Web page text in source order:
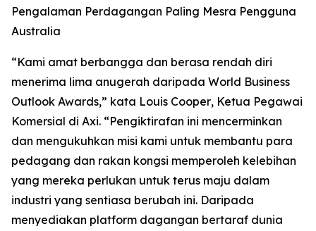
Pengalaman Perdagangan Paling Mesra Pengguna
Australia
“Kami amat berbangga dan berasa rendah diri
menerima lima anugerah daripada World Business
Outlook Awards,” kata Louis Cooper, Ketua Pegawai
Komersial di Axi. “Pengiktirafan ini mencerminkan
dan mengukuhkan misi kami untuk membantu para
pedagang dan rakan kongsi memperoleh kelebihan
yang mereka perlukan untuk terus maju dalam
industri yang sentiasa berubah ini. Daripada
menyediakan platform dagangan bertaraf dunia